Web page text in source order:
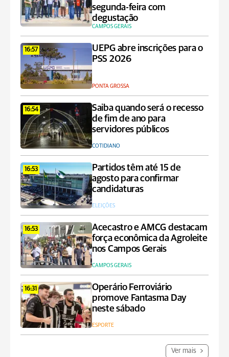
segunda-feira com
degustação
CAMPOS GERAIS
16:57
UEPG abre inscrições para o
PSS 2026
PONTA GROSSA
16:54
Saiba quando será o recesso
de fim de ano para
servidores públicos
COTIDIANO
16:53
Partidos têm até 15 de
agosto para confirmar
candidaturas
ELEIÇÕES
16:53
Acecastro e AMCG destacam
força econômica da Agroleite
nos Campos Gerais
CAMPOS GERAIS
16:31
Operário Ferroviário
promove Fantasma Day
neste sábado
ESPORTE
Ver mais